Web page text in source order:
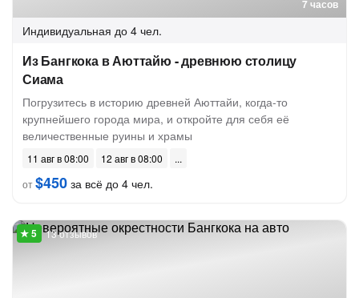
7 часов
Индивидуальная до 4 чел.
Из Бангкока в Аюттайю - древнюю столицу
Сиама
Погрузитесь в историю древней Аюттайи, когда-то
крупнейшего города мира, и откройте для себя её
величественные руины и храмы
11 авг в 08:00
12 авг в 08:00
от$450 за всё до 4 чел.
13 отзывов